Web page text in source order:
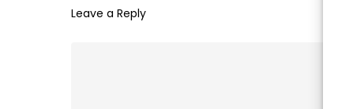
Leave a Reply